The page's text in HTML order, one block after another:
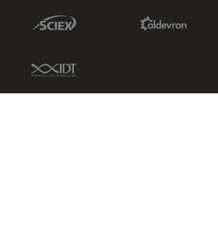
Sciex Link
IDT Link